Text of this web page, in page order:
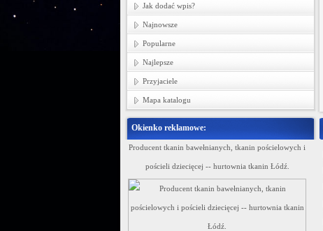
Jak dodać wpis?
Najnowsze
Popularne
Najlepsze
Przyjaciele
Mapa katalogu
Okienko reklamowe:
Producent tkanin bawełnianych, tkanin pościelowych i
pościeli dziecięcej -- hurtownia tkanin Łódź.